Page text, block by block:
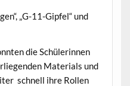
„G-11-Gipfel“ und
die Schülerinnen
Materials und
schnell ihre Rollen